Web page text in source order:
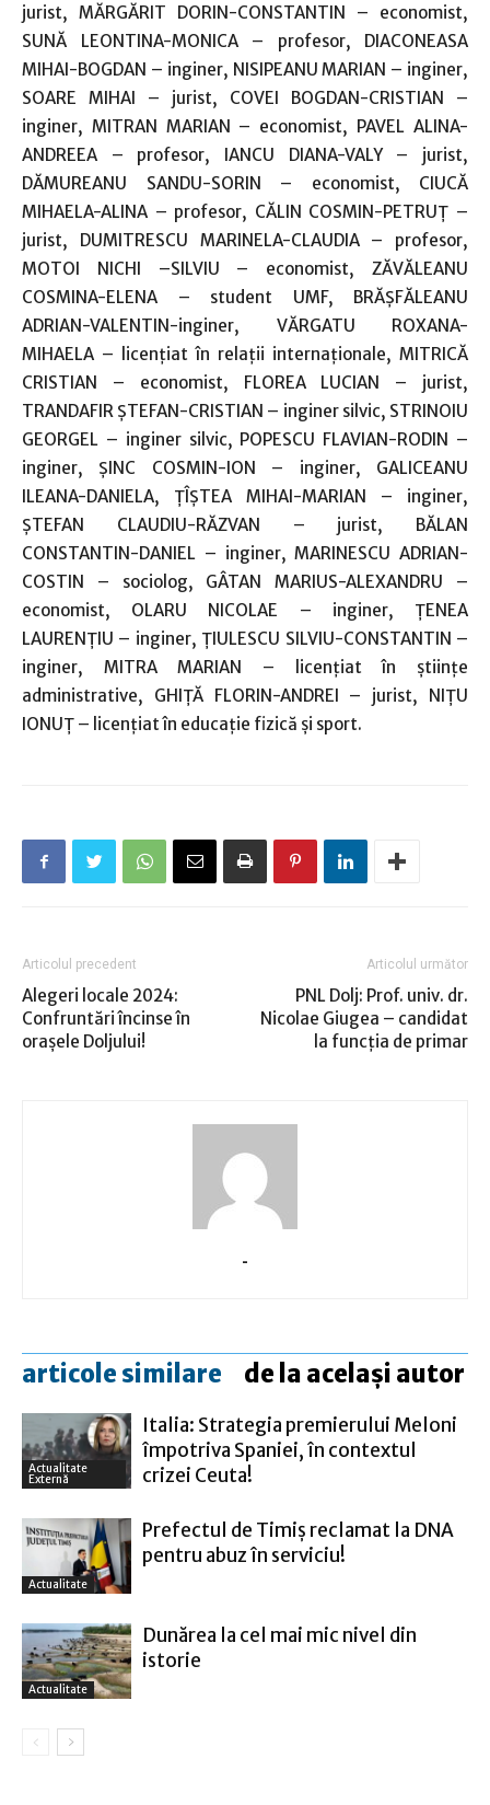
jurist, MĂRGĂRIT DORIN-CONSTANTIN – economist,
SUNĂ LEONTINA-MONICA – profesor, DIACONEASA
MIHAI-BOGDAN – inginer, NISIPEANU MARIAN – inginer,
SOARE MIHAI – jurist, COVEI BOGDAN-CRISTIAN –
inginer, MITRAN MARIAN – economist, PAVEL ALINA-
ANDREEA – profesor, IANCU DIANA-VALY – jurist,
DĂMUREANU SANDU-SORIN – economist, CIUCĂ
MIHAELA-ALINA – profesor, CĂLIN COSMIN-PETRUŢ –
jurist, DUMITRESCU MARINELA-CLAUDIA – profesor,
MOTOI NICHI –SILVIU – economist, ZĂVĂLEANU
COSMINA-ELENA – student UMF, BRĂŞFĂLEANU
ADRIAN-VALENTIN-inginer, VĂRGATU ROXANA-
MIHAELA – licenţiat în relaţii internaţionale, MITRICĂ
CRISTIAN – economist, FLOREA LUCIAN – jurist,
TRANDAFIR ŞTEFAN-CRISTIAN – inginer silvic, STRINOIU
GEORGEL – inginer silvic, POPESCU FLAVIAN-RODIN –
inginer, ŞINC COSMIN-ION – inginer, GALICEANU
ILEANA-DANIELA, ŢÎŞTEA MIHAI-MARIAN – inginer,
ŞTEFAN CLAUDIU-RĂZVAN – jurist, BĂLAN
CONSTANTIN-DANIEL – inginer, MARINESCU ADRIAN-
COSTIN – sociolog, GÂTAN MARIUS-ALEXANDRU –
economist, OLARU NICOLAE – inginer, ŢENEA
LAURENŢIU – inginer, ŢIULESCU SILVIU-CONSTANTIN –
inginer, MITRA MARIAN – licenţiat în ştiinţe
administrative, GHIŢĂ FLORIN-ANDREI – jurist, NIŢU
IONUŢ – licenţiat în educaţie fizică şi sport.
Articolul precedent
Alegeri locale 2024:
Confruntări încinse în
oraşele Doljului!
Articolul următor
PNL Dolj: Prof. univ. dr.
Nicolae Giugea – candidat
la funcţia de primar
-
articole similare de la același autor
Actualitate
Externă
Italia: Strategia premierului Meloni
împotriva Spaniei, în contextul
crizei Ceuta!
Actualitate
Prefectul de Timiş reclamat la DNA
pentru abuz în serviciu!
Actualitate
Dunărea la cel mai mic nivel din
istorie